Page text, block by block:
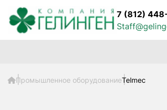
7 (812)
Промышленное оборудованиеTelmec